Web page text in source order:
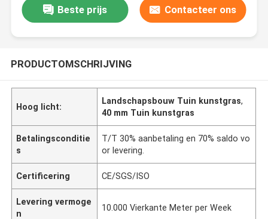
Beste prijs Contacteer ons
PRODUCTOMSCHRIJVING
Hoog licht:
Landschapsbouw Tuin kunstgras,
40 mm Tuin kunstgras
Betalingsconditie
s
T/T 30% aanbetaling en 70% saldo vo
or levering.
Certificering CE/SGS/ISO
Levering vermoge
n
10.000 Vierkante Meter per Week